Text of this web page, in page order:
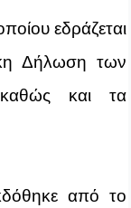
εδράζεται
Δήλωση των
και τα
από το